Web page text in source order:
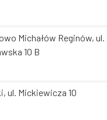
Michałów Reginów, ul.
10 B
ul. Mickiewicza 10